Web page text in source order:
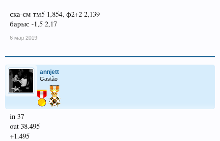
ска-см тм5 1,854, ф2+2 2,139
барыс -1,5 2,17
6 мар 2019
annjett
Gastão
in 37
out 38.495
+1.495